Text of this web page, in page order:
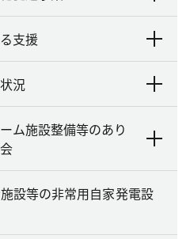
支援
況
ム施設整備等のあり
設等の非常用自家発電設